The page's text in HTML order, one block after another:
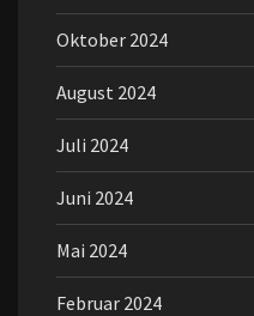
Oktober 2024
August 2024
Juli 2024
Juni 2024
Mai 2024
Februar 2024